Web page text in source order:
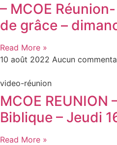
– MCOE
de grâce –
Read More »
10 août 2022 Aucun
video-réunion
MCOE REUNION
Biblique – Jeudi
Read More »